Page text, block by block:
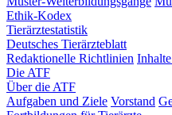
Ethik-Kodex
Tierärztestatistik
Deutsches Tierärzteblatt
Redaktionelle Richtlinien
Die ATF
Über die ATF
Aufgaben und Ziele Vorstand